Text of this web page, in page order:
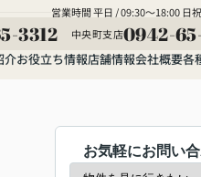
営業時間 平日 / 09:30～18:00 日
3312 中央町支店0942-
介お役立ち情報店舗情報会社概要各
お気軽にお問い